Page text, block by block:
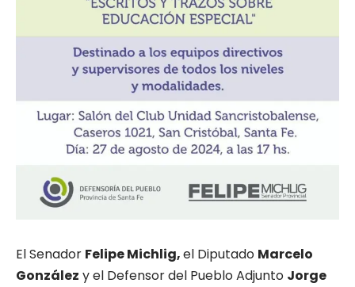
El Senador Felipe Michlig,el Diputado Marcelo
González y el Defensor del Pueblo Adjunto Jorge